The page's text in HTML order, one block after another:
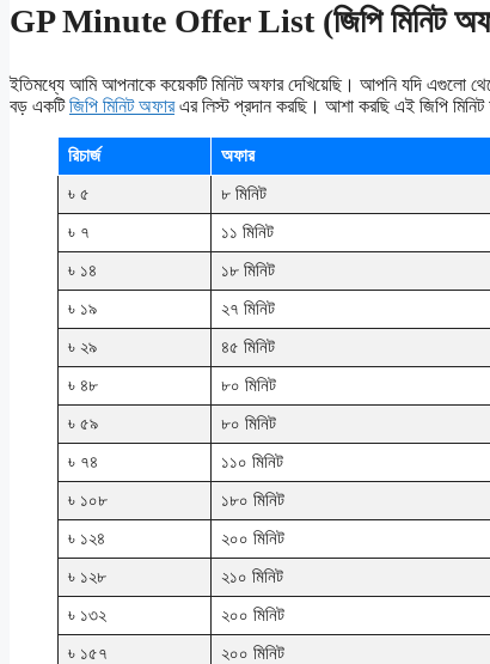
GP Minute Offer List (জিপি মিনিট
ইতিমধ্যে আমি আপনাকে কয়েকটি মিনিট অফার দেখিয়েছি। আপনি যদি এগুলো
বড় একটিজিপি মিনিট অফারএর লিস্ট প্রদান করছি। আশা করছি এই জিপি
রিচার্জ অফার
৳ ৫
৮ মিনিট
৳ ৭
১১ মিনিট
৳ ১৪
১৮ মিনিট
৳ ১৯
২৭ মিনিট
৳ ২৯
৪৫ মিনিট
৳ ৪৮
৮০ মিনিট
৳ ৫৯
৮০ মিনিট
৳ ৭৪
১১০ মিনিট
৳ ১০৮
১৮০ মিনিট
৳ ১২৪
২০০ মিনিট
৳ ১২৮
২১০ মিনিট
৳ ১৩২
২০০ মিনিট
৳ ১৫৭
২০০ মিনিট